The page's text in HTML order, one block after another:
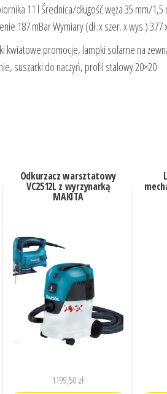
11 l Średnica/długość węża 35 mm/
187 mBar Wymiary (dł. x szer. x wys.) 377
kwiatowe promocje, lampki solarne na
suszarki do naczyń, profil stalowy 20×20
Odkurzacz warsztatowy
VC2512L z wyrzynarką
MAKITA
1199,50 zł